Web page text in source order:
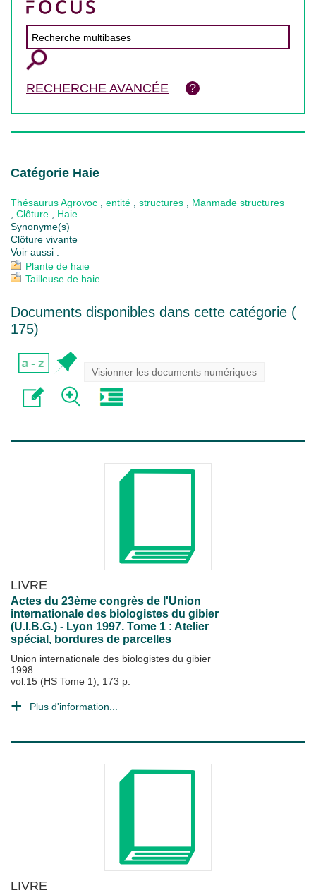
RECHERCHE AVANCÉE
Catégorie Haie
Thésaurus Agrovoc entité structures
Manmade structures
Clôture
Haie
Synonyme(s)
Clôture vivante
Voir aussi :
Plante de haie
Tailleuse de haie
Documents disponibles dans cette catégorie (
175)
Visionner les documents numériques
LIVRE
Actes du 23ème congrès de l'Union
internationale des biologistes du gibier
(U.I.B.G.) - Lyon 1997. Tome 1 : Atelier
spécial, bordures de parcelles
Union internationale des biologistes du gibier
1998
vol.15 (HS Tome 1), 173 p.
Plus d'information...
LIVRE